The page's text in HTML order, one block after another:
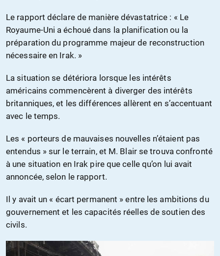
Le rapport déclare de manière dévastatrice : « Le
Royaume-Uni a échoué dans la planification ou la
préparation du programme majeur de reconstruction
nécessaire en Irak. »
La situation se détériora lorsque les intérêts
américains commencèrent à diverger des intérêts
britanniques, et les différences allèrent en s’accentuant
avec le temps.
Les « porteurs de mauvaises nouvelles n’étaient pas
entendus » sur le terrain, et M. Blair se trouva confronté
à une situation en Irak pire que celle qu’on lui avait
annoncée, selon le rapport.
Il y avait un « écart permanent » entre les ambitions du
gouvernement et les capacités réelles de soutien des
civils.